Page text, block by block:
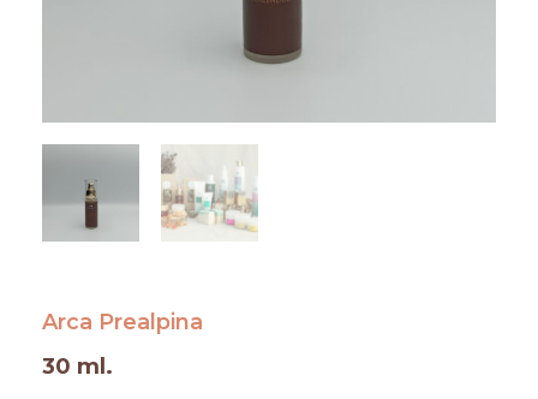
Arca Prealpina
30 ml.